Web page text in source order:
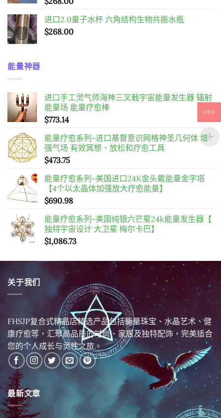
进口2.0量子水杯 六角结构生物共振水瓶
$268.00
能量神器
进口手工灵气师海神三叉戟宇宙能量发生器 辐射
能量场 能量疗愈棒
$773.14
能量疗愈系列~进口基督意识网格神圣几何体 增
强气场 有效冥想、放松和疗愈工具
$473.75
能量疗愈系列~美国进口24K金头戴能量金字塔
【4个以太晶体加强放大疗愈能量】
$690.98
能量疗愈系列~美国纯银六芒星24k能量发生器【
独特宇宙设计 大卫星 梅尔卡巴】
$1,086.73
关于我们
FHSJP复合式精品店精选产品包括能量珠宝、水晶艺术、健
康疗愈等，汇聚高品质的时尚、家居及独特配饰，完美适合
您的个人成长与灵性之旅。
最新文章
USD